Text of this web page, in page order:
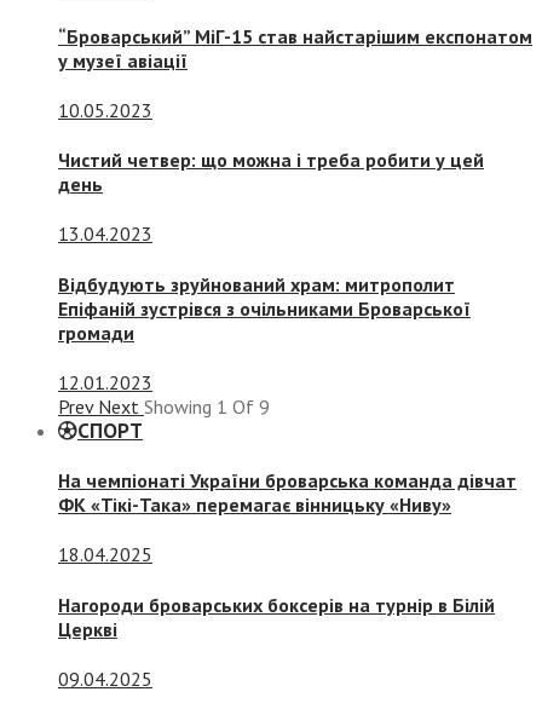
“Броварський” МіГ-15 став найстарішим експонатом
у музеї авіації
10.05.2023
Чистий четвер: що можна і треба робити у цей
день
13.04.2023
Відбудують зруйнований храм: митрополит
Епіфаній зустрівся з очільниками Броварської
громади
12.01.2023
Prev Next Showing 1 Of 9
СПОРТ
На чемпіонаті України броварська команда дівчат
ФК «Тікі-Така» перемагає вінницьку «Ниву»
18.04.2025
Нагороди броварських боксерів на турнір в Білій
Церкві
09.04.2025